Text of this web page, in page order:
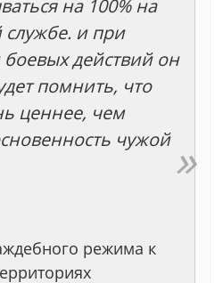
на 100% на
и при
действий он
помнить, что
ценнее, чем
чужой
режима к